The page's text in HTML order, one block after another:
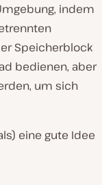
indem
Speicherblock
bedienen, aber
um sich
eine gute Idee